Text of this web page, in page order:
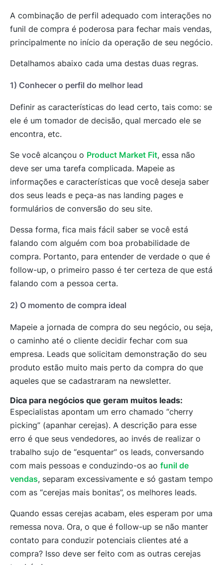
A combinação de perfil adequado com interações no
funil de compra é poderosa para fechar mais vendas,
principalmente no início da operação de seu negócio.
Detalhamos abaixo cada uma destas duas regras.
1) Conhecer o perfil do melhor lead
Definir as características do lead certo, tais como: se
ele é um tomador de decisão, qual mercado ele se
encontra, etc.
Se você alcançou o Product Market Fit, essa não
deve ser uma tarefa complicada. Mapeie as
informações e características que você deseja saber
dos seus leads e peça-as nas landing pages e
formulários de conversão do seu site.
Dessa forma, fica mais fácil saber se você está
falando com alguém com boa probabilidade de
compra. Portanto, para entender de verdade o que é
follow-up, o primeiro passo é ter certeza de que está
falando com a pessoa certa.
2) O momento de compra ideal
Mapeie a jornada de compra do seu negócio, ou seja,
o caminho até o cliente decidir fechar com sua
empresa. Leads que solicitam demonstração do seu
produto estão muito mais perto da compra do que
aqueles que se cadastraram na newsletter.
Dica para negócios que geram muitos leads:
Especialistas apontam um erro chamado “cherry
picking” (apanhar cerejas). A descrição para esse
erro é que seus vendedores, ao invés de realizar o
trabalho sujo de “esquentar” os leads, conversando
com mais pessoas e conduzindo-os ao funil de
vendas, separam excessivamente e só gastam tempo
com as “cerejas mais bonitas”, os melhores leads.
Quando essas cerejas acabam, eles esperam por uma
remessa nova. Ora, o que é follow-up se não manter
contato para conduzir potenciais clientes até a
compra? Isso deve ser feito com as outras cerejas